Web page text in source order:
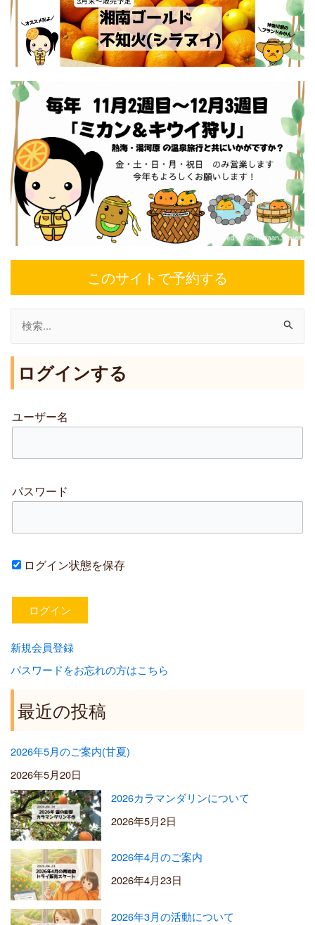
このサイトで予約する
索
象
ログインする
ユーザー名
パスワード
ログイン状態を保存
新規会員登録
パスワードをお忘れの方はこちら
最近の投稿
2026年5月のご案内(甘夏)
2026年5月20日
2026カラマンダリンについて
2026年5月2日
2026年4月のご案内
2026年4月23日
2026年3月の活動について